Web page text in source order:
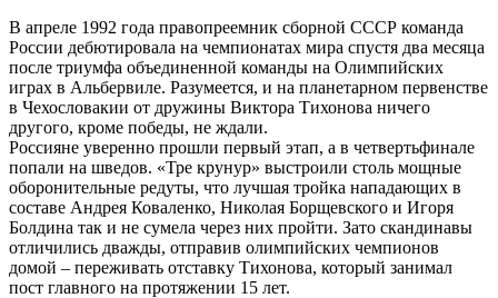
В апреле 1992 года правопреемник сборной СССР команда
России дебютировала на чемпионатах мира спустя два месяца
после триумфа объединенной команды на Олимпийских
играх в Альбервиле. Разумеется, и на планетарном первенстве
в Чехословакии от дружины Виктора Тихонова ничего
другого, кроме победы, не ждали.
Россияне уверенно прошли первый этап, а в четвертьфинале
попали на шведов. «Тре крунур» выстроили столь мощные
оборонительные редуты, что лучшая тройка нападающих в
составе Андрея Коваленко, Николая Борщевского и Игоря
Болдина так и не сумела через них пройти. Зато скандинавы
отличились дважды, отправив олимпийских чемпионов
домой – переживать отставку Тихонова, который занимал
пост главного на протяжении 15 лет.